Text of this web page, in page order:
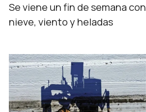
Se viene un fin de semana con
nieve, viento y heladas